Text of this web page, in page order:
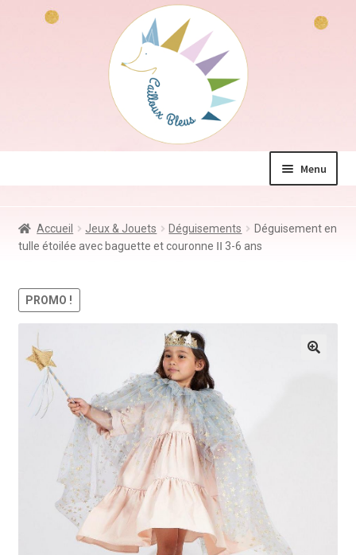
Menu
Jeux & Jouets
Coin des mamans
Kdo à – de 10€
Accueil Jeux & Jouets Déguisements
Déguisement en
tulle étoilée avec baguette et couronne ⅠⅠ 3-6 ans
PROMO !